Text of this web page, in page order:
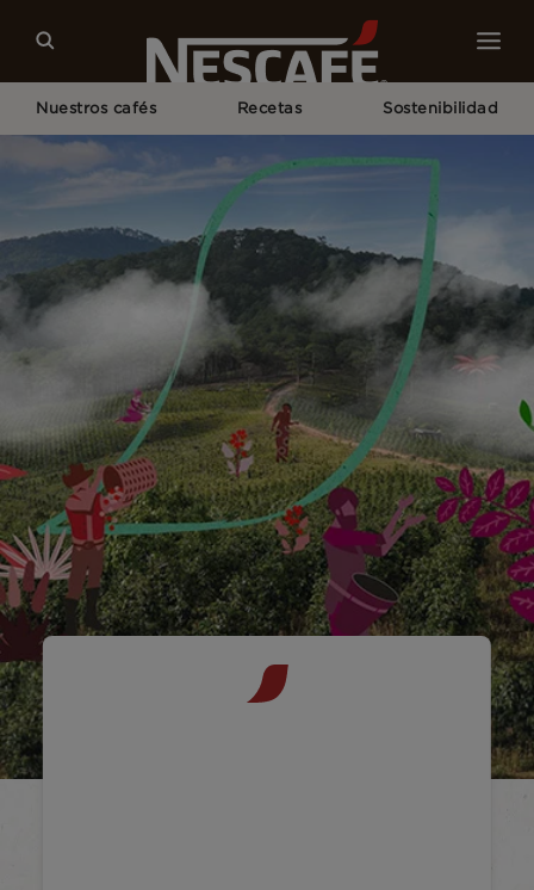
Nuestros cafés Recetas Sostenibilidad
NESCAFÉ® Farmers Origins​